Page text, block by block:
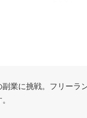
業に挑戦。フリーラ